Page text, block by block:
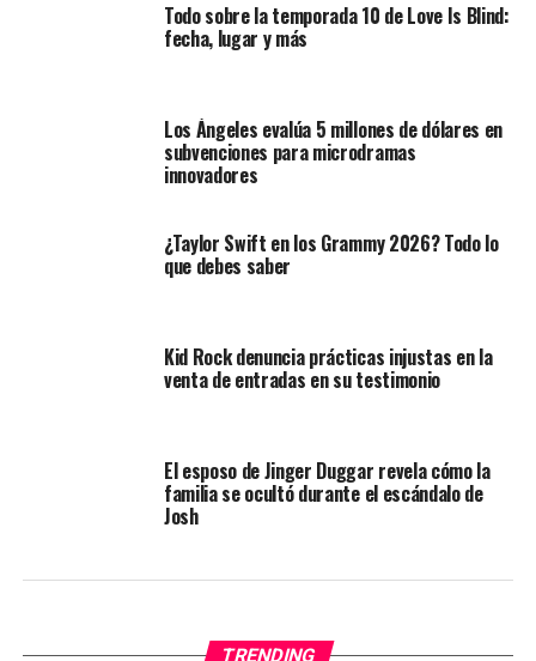
Todo sobre la temporada 10 de Love Is Blind:
fecha, lugar y más
Los Ángeles evalúa 5 millones de dólares en
subvenciones para microdramas
innovadores
¿Taylor Swift en los Grammy 2026? Todo lo
que debes saber
Kid Rock denuncia prácticas injustas en la
venta de entradas en su testimonio
El esposo de Jinger Duggar revela cómo la
familia se ocultó durante el escándalo de
Josh
TRENDING